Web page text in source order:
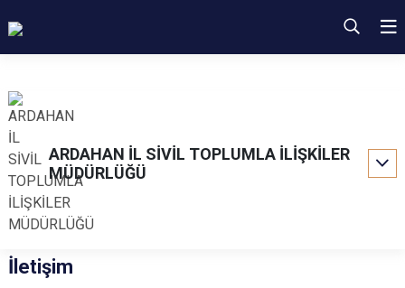
ARDAHAN İL SİVİL TOPLUMLA İLİŞKİLER
MÜDÜRLÜĞÜ
İletişim